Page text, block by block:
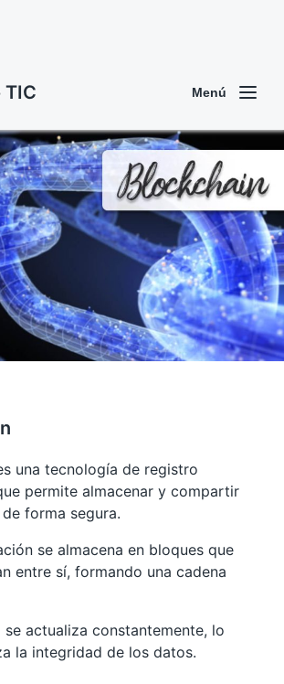
TIC Menú
una tecnología de registro
permite almacenar y compartir
forma segura.
se almacena en bloques que
entre sí, formando una cadena
se actualiza constantemente, lo
la integridad de los datos.